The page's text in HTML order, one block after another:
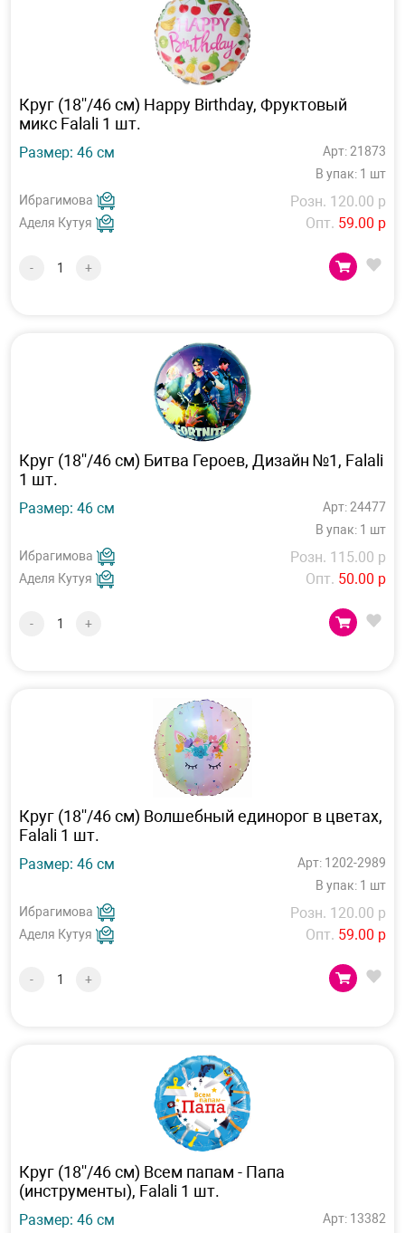
Круг (18''/46 см) Happy Birthday, Фруктовый
микс Falali 1 шт.
Размер: 46 см
Арт: 21873
В упак: 1 шт
Ибрагимова
Аделя Кутуя
Розн. 120.00 р
Опт. 59.00 р
- +
Круг (18''/46 см) Битва Героев, Дизайн №1, Falali
1 шт.
Размер: 46 см
Арт: 24477
В упак: 1 шт
Ибрагимова
Аделя Кутуя
Розн. 115.00 р
Опт. 50.00 р
- +
Круг (18''/46 см) Волшебный единорог в цветах,
Falali 1 шт.
Размер: 46 см
Арт: 1202-2989
В упак: 1 шт
Ибрагимова
Аделя Кутуя
Розн. 120.00 р
Опт. 59.00 р
- +
Круг (18''/46 см) Всем папам - Папа
(инструменты), Falali 1 шт.
Размер: 46 см
Арт: 13382